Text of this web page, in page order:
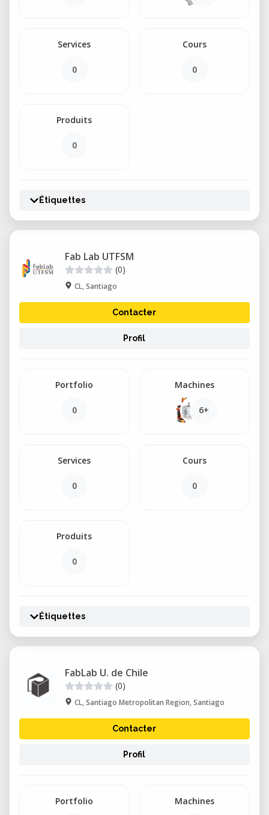
Services
0
Cours
0
Produits
0
Étiquettes
Fab Lab UTFSM
(0)
CL, Santiago
Contacter
Profil
Portfolio
0
Machines
6+
Services
0
Cours
0
Produits
0
Étiquettes
FabLab U. de Chile
(0)
CL, Santiago Metropolitan Region, Santiago
Contacter
Profil
Portfolio Machines